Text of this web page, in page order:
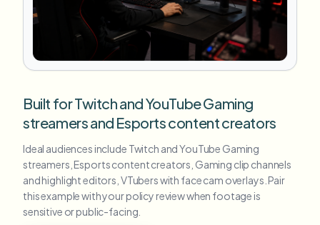
Built for Twitch and YouTube Gaming
streamers and Esports content creators
Ideal audiences include Twitch and YouTube Gaming
streamers, Esports content creators, Gaming clip channels
and highlight editors, VTubers with face cam overlays. Pair
this example with your policy review when footage is
sensitive or public-facing.